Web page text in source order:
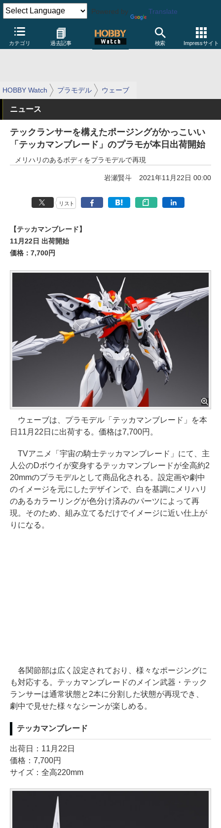
Powered by Translate
カテゴリ 過去記事 検索 Impressサイト
HOBBY Watch プラモデル ウェーブ
ニュース
テックランサーを構えたポージングがかっこいい
「テッカマンブレード」のプラモが本日出荷開始
メリハリのあるボディをプラモデルで再現
岩瀬賢斗 2021年11月22日 00:00
リスト
【テッカマンブレード】
11月22日 出荷開始
価格：7,700円
ウェーブは、プラモデル「テッカマンブレード」を本
日11月22日に出荷する。価格は7,700円。
TVアニメ「宇宙の騎士テッカマンブレード」にて、主
人公のDボウイが変身するテッカマンブレードが全高約2
20mmのプラモデルとして商品化される。設定画や劇中
のイメージを元にしたデザインで、白を基調にメリハリ
のあるカラーリングが色分け済みのパーツによって再
現。そのため、組み立てるだけでイメージに近い仕上が
りになる。
各関節部は広く設定されており、様々なポージングに
も対応する。テッカマンブレードのメイン武器・テック
ランサーは通常状態と2本に分割した状態が再現でき、
劇中で見せた様々なシーンが楽しめる。
テッカマンブレード
出荷日：11月22日
価格：7,700円
サイズ：全高220mm